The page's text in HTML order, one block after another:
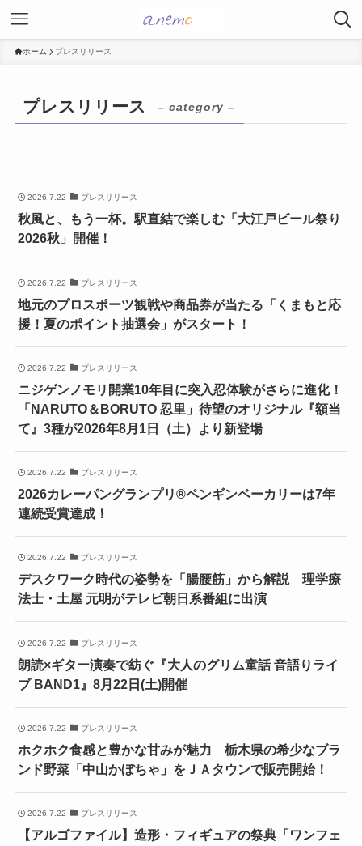
ホーム プレスリリース
プレスリリース – category –
2026.7.22 プレスリリース
秋風と、もう一杯。駅直結で楽しむ「大江戸ビール祭り
2026秋」開催！
2026.7.22 プレスリリース
地元のプロスポーツ観戦や商品券が当たる「くまもと応
援！夏のポイント抽選会」がスタート！
2026.7.22 プレスリリース
ニジゲンノモリ開業10年目に突入忍体験がさらに進化！
「NARUTO＆BORUTO 忍里」待望のオリジナル『額当
て』3種が2026年8月1日（土）より新登場
2026.7.22 プレスリリース
2026カレーパングランプリ®ペンギンベーカリーは7年
連続受賞達成！
2026.7.22 プレスリリース
デスクワーク時代の姿勢を「腸腰筋」から解説 理学療
法士・土屋 元明がテレビ朝日系番組に出演
2026.7.22 プレスリリース
朗読×ギター演奏で紡ぐ『大人のグリム童話 音語りライ
ブ BAND1』8月22日(土)開催
2026.7.22 プレスリリース
ホクホク食感と豊かな甘みが魅力 栃木県の希少なブラ
ンド野菜「中山かぼちゃ」をＪＡタウンで販売開始！
2026.7.22 プレスリリース
【アルゴファイル】造形・フィギュアの祭典「ワンフェ